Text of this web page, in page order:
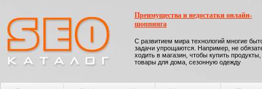
Преимущества и недостатки онлайн-
шоппинга
С развитием мира технологий многие
задачи упрощаются. Например, не
ходить в магазин, чтобы купить продукты,
товары для дома, сезонную одежду